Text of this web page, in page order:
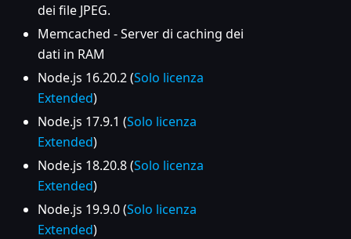
dei file JPEG.
Memcached - Server di caching dei
dati in RAM
Node.js 16.20.2 (Solo licenza
Extended)
Node.js 17.9.1 (Solo licenza
Extended)
Node.js 18.20.8 (Solo licenza
Extended)
Node.js 19.9.0 (Solo licenza
Extended)